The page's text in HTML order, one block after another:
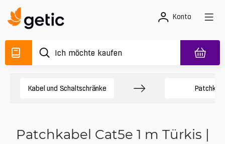
Konto
Kabel und Schaltschränke
Patchkabel Cat5e 1 m Türkis |